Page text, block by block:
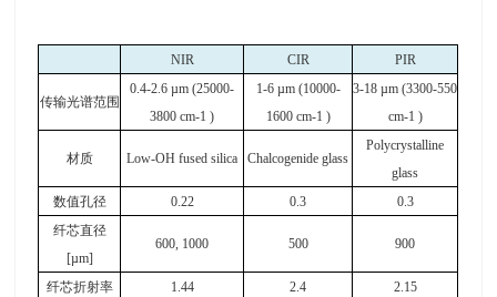
NIR CIR PIR
传输光谱范围
0.4-2.6 µm (25000-
3800 cm-1 )
1-6 µm (10000-
1600 cm-1 )
3-18 µm (3300-550
cm-1 )
材质 Low-OH fused silica Chalcogenide glass
Polycrystalline
glass
数值孔径
0.22 0.3
0.3
纤芯直径
[µm]
600, 1000 500 900
纤芯折射率 1.44 2.4
2.15